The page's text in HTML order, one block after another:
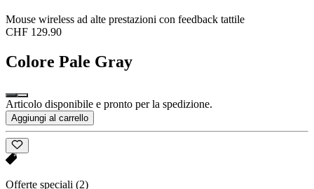
Mouse wireless ad alte prestazioni con feedback tattile
CHF 129.90
Colore Pale Gray
Articolo disponibile e pronto per la spedizione.
Aggiungi al carrello
Offerte speciali (2)